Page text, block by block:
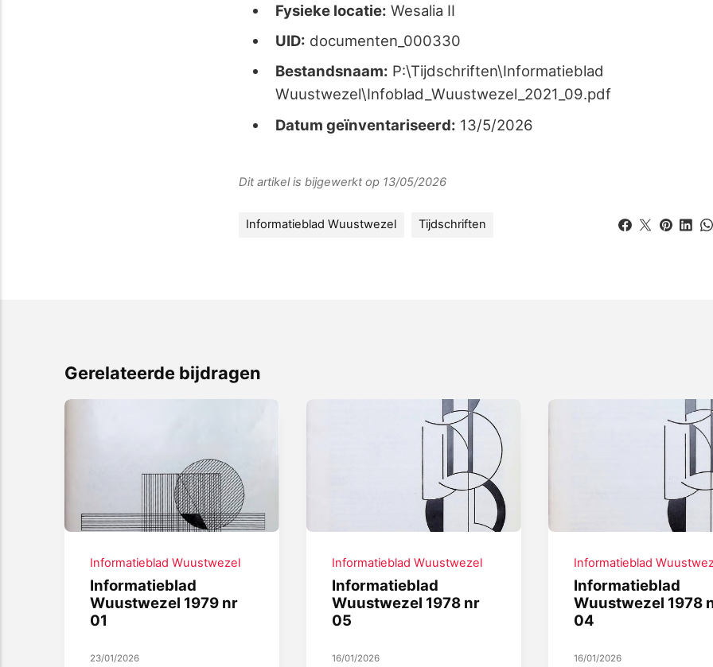
Fysieke locatie: Wesalia II
UID: documenten_000330
Bestandsnaam: P:\Tijdschriften\Informatieblad
Wuustwezel\Infoblad_Wuustwezel_2021_09.pdf
Datum geïnventariseerd: 13/5/2026
Dit artikel is bijgewerkt op 13/05/2026
Informatieblad Wuustwezel Tijdschriften
Gerelateerde bijdragen
Informatieblad Wuustwezel
Informatieblad
Wuustwezel 1979 nr
01
23/01/2026
Informatieblad Wuustwezel
Informatieblad
Wuustwezel 1978 nr
05
16/01/2026
Informatieblad
Informatieblad
Wuustwezel 1978
04
16/01/2026